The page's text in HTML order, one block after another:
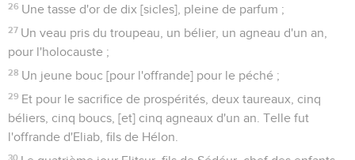
26 Une tasse d'or de dix [sicles], pleine de parfum ;
27 Un veau pris du troupeau, un bélier, un agneau d'un an,
pour l'holocauste ;
28 Un jeune bouc [pour l'offrande] pour le péché ;
29 Et pour le sacrifice de prospérités, deux taureaux, cinq
béliers, cinq boucs, [et] cinq agneaux d'un an. Telle fut
l'offrande d'Eliab, fils de Hélon.
30